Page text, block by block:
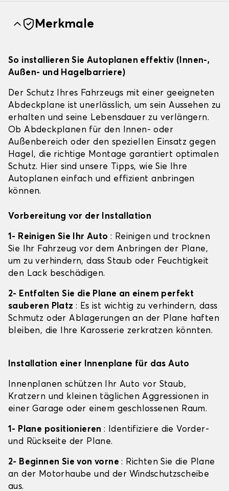
Merkmale
So installieren Sie Autoplanen effektiv (Innen-,
Außen- und Hagelbarriere)
Der Schutz Ihres Fahrzeugs mit einer geeigneten
Abdeckplane ist unerlässlich, um sein Aussehen zu
erhalten und seine Lebensdauer zu verlängern.
Ob Abdeckplanen für den Innen- oder
Außenbereich oder den speziellen Einsatz gegen
Hagel, die richtige Montage garantiert optimalen
Schutz. Hier sind unsere Tipps, wie Sie Ihre
Autoplanen einfach und effizient anbringen
können.
Vorbereitung vor der Installation
1- Reinigen Sie Ihr Auto : Reinigen und trocknen
Sie Ihr Fahrzeug vor dem Anbringen der Plane,
um zu verhindern, dass Staub oder Feuchtigkeit
den Lack beschädigen.
2- Entfalten Sie die Plane an einem perfekt
sauberen Platz: Es ist wichtig zu verhindern, dass
Schmutz oder Ablagerungen an der Plane haften
bleiben, die Ihre Karosserie zerkratzen könnten.
Installation einer Innenplane für das Auto
Innenplanen schützen Ihr Auto vor Staub,
Kratzern und kleinen täglichen Aggressionen in
einer Garage oder einem geschlossenen Raum.
1- Plane positionieren: Identifiziere die Vorder-
und Rückseite der Plane.
2- Beginnen Sie von vorne: Richten Sie die Plane
an der Motorhaube und der Windschutzscheibe
aus.